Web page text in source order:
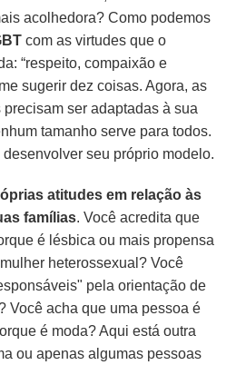
acolhedora? Como podemos
com as virtudes que o
“respeito, compaixão e
sugerir dez coisas. Agora, as
ser adaptadas à sua
tamanho serve para todos.
seu próprio modelo.
atitudes em relação às
famílias. Você acredita que
é lésbica ou mais propensa
heterossexual? Você
pela orientação de
Você acha que uma pessoa é
é moda? Aqui está outra
ou apenas algumas pessoas